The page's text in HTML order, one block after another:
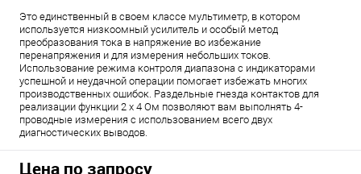
Это единственный в своем классе мультиметр, в котором
используется низкоомный усилитель и особый метод
преобразования тока в напряжение во избежание
перенапряжения и для измерения небольших токов.
Использование режима контроля диапазона с индикаторами
успешной и неудачной операции помогает избежать многих
производственных ошибок. Раздельные гнезда контактов для
реализации функции 2 х 4 Ом позволяют вам выполнять 4-
проводные измерения с использованием всего двух
диагностических выводов.
Цена по запросу